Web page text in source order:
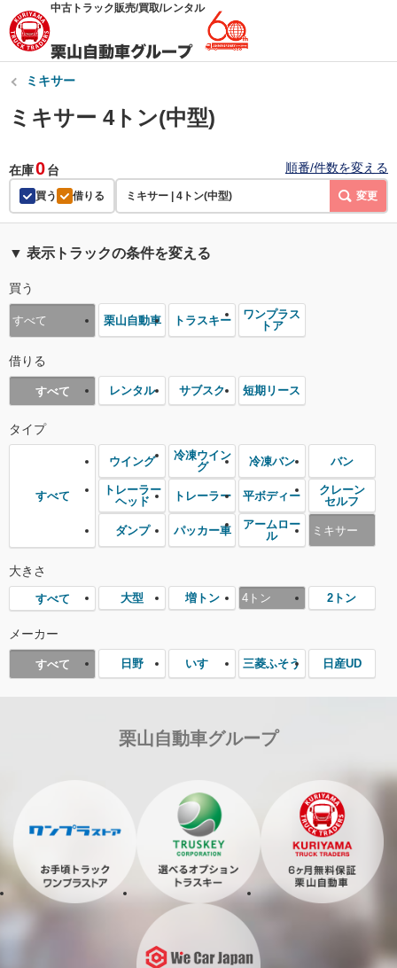
中古トラック販売/買取/レンタル
ミキサー
ミキサー 4トン(中型)
在庫0台 順番/件数を変える
買う 借りる ミキサー | 4トン(中型) 変更
▼ 表示トラックの条件を変える
買う
すべて 栗山自動車 トラスキー
ワンプラス
トア
借りる
すべて レンタル サブスク 短期リース
タイプ
すべて
ウイング
冷凍ウイン
グ
冷凍バン バン
トレーラー
ヘッド
トレーラー 平ボディー
クレーン
セルフ
ダンプ パッカー車
アームロー
ル
ミキサー
大きさ
すべて 大型 増トン 4トン 2トン
メーカー
すべて 日野 いすゞ 三菱ふそう 日産UD
栗山自動車グループ